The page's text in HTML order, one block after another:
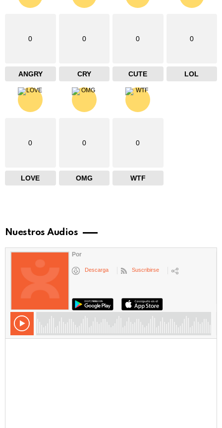
0
ANGRY
0
CRY
0
CUTE
0
LOL
0
LOVE
0
OMG
0
WTF
Nuestros Audios